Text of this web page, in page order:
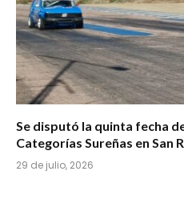
Se disputó la quinta fecha
Categorías Sureñas en San
29 de julio, 2026